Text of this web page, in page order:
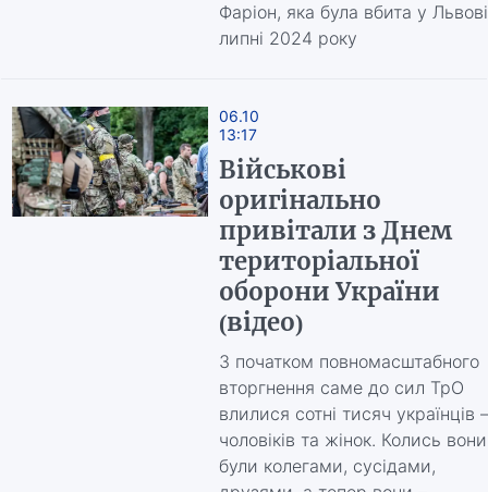
Фаріон, яка була вбита у
липні 2024 року
06.10
13:17
Військові
оригінально
привітали з Днем
територіальної
оборони України
(відео)
З початком повномасштабного
вторгнення саме до сил ТрО
влилися сотні тисяч українців
чоловіків та жінок. Колись вони
були колегами, сусідами,